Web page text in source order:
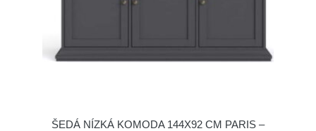
ŠEDÁ NÍZKÁ KOMODA 144X92 CM PARIS –